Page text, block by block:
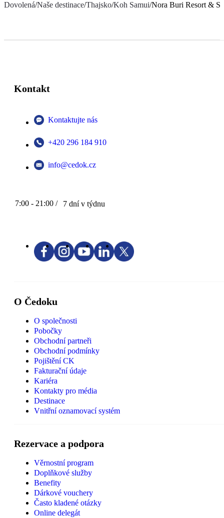
Dovolená/Naše destinace/Thajsko/Koh Samui/Nora Buri Resort &
Kontakt
Kontaktujte nás
+420 296 184 910
info@cedok.cz
7:00 - 21:00 / 7 dní v týdnu
O Čedoku
O společnosti
Pobočky
Obchodní partneři
Obchodní podmínky
Pojištění CK
Fakturační údaje
Kariéra
Kontakty pro média
Destinace
Vnitřní oznamovací systém
Rezervace a podpora
Věrnostní program
Doplňkové služby
Benefity
Dárkové vouchery
Často kladené otázky
Online delegát